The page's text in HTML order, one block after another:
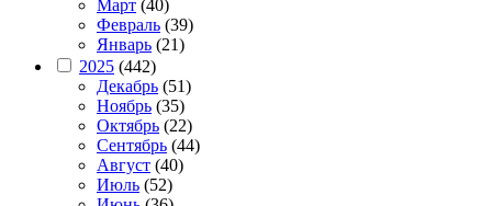
Март (40)
Февраль (39)
Январь (21)
2025 (442)
Декабрь (51)
Ноябрь (35)
Октябрь (22)
Сентябрь (44)
Август (40)
Июль (52)